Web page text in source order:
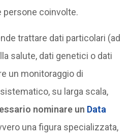
persone coinvolte.
trattare dati particolari (ad
salute, dati genetici o dati
un monitoraggio di
su larga scala,
nominare un Data
una figura specializzata,